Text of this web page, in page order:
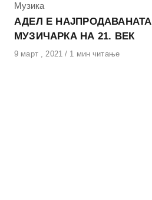
КАтегорија
Музика
АДЕЛ Е НАЈПРОДАВАНАТА
МУЗИЧАРКА НА 21. ВЕК
Објавено
9 март , 2021 1 мин читање